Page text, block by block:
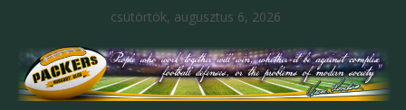
csütörtök, augusztus 6, 2026